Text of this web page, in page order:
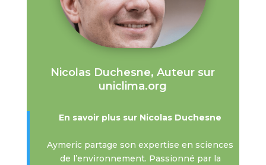
Nicolas Duchesne, Auteur sur
uniclima.org
En savoir plus sur Nicolas Duchesne
Aymeric partage son expertise en sciences
de l’environnement. Passionné par la